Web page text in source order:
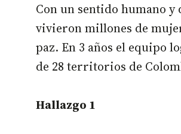
Con un sentido humano
vivieron millones de
paz. En 3 años el equipo
de 28 territorios de
Hallazgo 1